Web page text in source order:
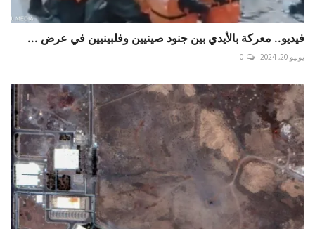
فيديو.. معركة بالأيدي بين جنود صينيين وفلبينيين في عرض ...
يونيو 20, 2024 0